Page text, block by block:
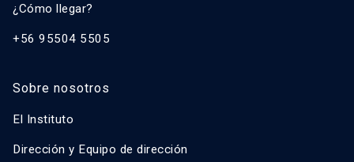
¿Cómo llegar?
+56 95504 5505
Sobre nosotros
El Instituto
Dirección y Equipo de dirección